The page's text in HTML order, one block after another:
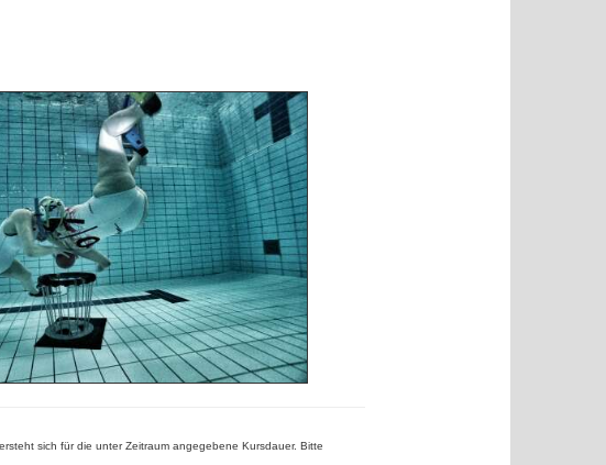
sich für die unter Zeitraum angegebene Kursdauer. Bitte